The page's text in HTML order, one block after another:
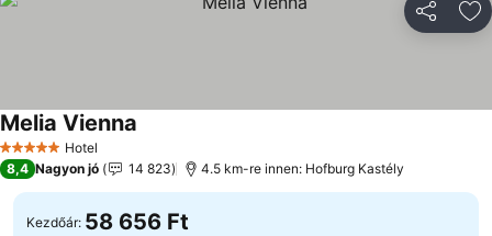
5 KategóriaHotel
Melia Vienna
8,4 Nagyon jó 14 823 4.5 km-re innen: Hofburg Kastély
Kezdőár: 58 656 Ft